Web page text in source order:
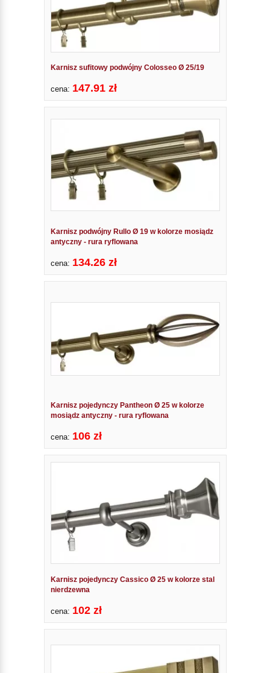
Karnisz sufitowy podwójny Colosseo Ø 25/19
cena: 147.91 zł
Karnisz podwójny Rullo Ø 19 w kolorze mosiądz
antyczny - rura ryflowana
cena: 134.26 zł
Karnisz pojedynczy Pantheon Ø 25 w kolorze
mosiądz antyczny - rura ryflowana
cena: 106 zł
Karnisz pojedynczy Cassico Ø 25 w kolorze stal
nierdzewna
cena: 102 zł